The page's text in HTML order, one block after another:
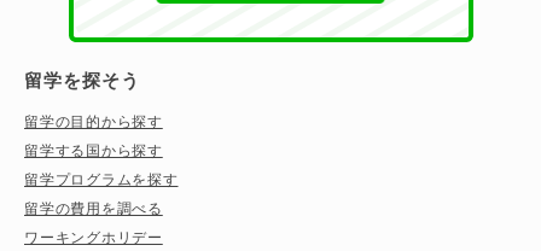
留学を探そう
留学の目的から探す
留学する国から探す
留学プログラムを探す
留学の費用を調べる
ワーキングホリデー